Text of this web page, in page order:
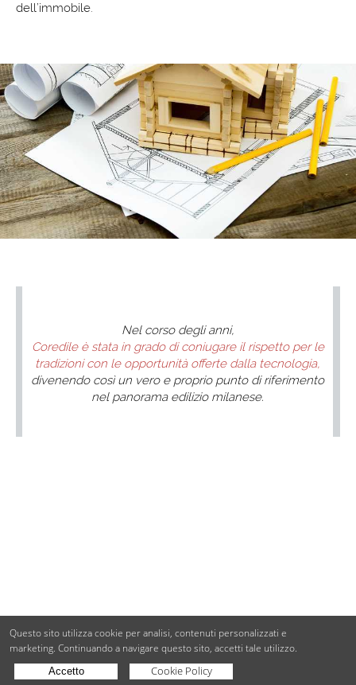
dell’immobile.
Nel corso degli anni,
Coredile è stata in grado di coniugare il rispetto per le
tradizioni con le opportunità offerte dalla tecnologia,
divenendo così un vero e proprio punto di riferimento
nel panorama edilizio milanese.
Questo sito utilizza cookie per analisi, contenuti personalizzati e
marketing. Continuando a navigare questo sito, accetti tale utilizzo.
Accetto Cookie Policy